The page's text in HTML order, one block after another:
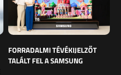
FORRADALMI TÉVÉKIJELZŐT
TALÁLT FEL A SAMSUNG